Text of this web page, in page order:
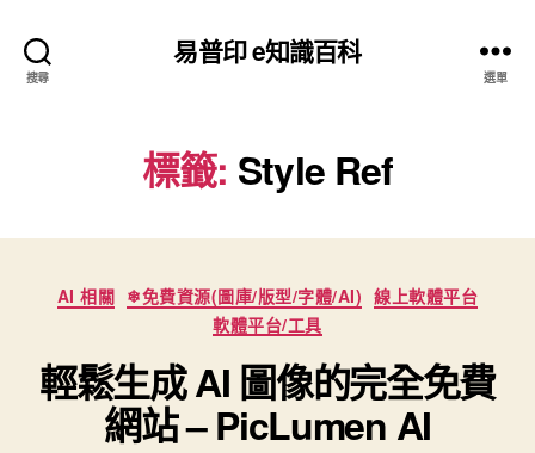
搜尋
易普印 e知識百科
選單
標籤: Style Ref
分
類
AI 相關 ❄免費資源(圖庫/版型/字體/AI) 線上軟體平台
軟體平台/工具
輕鬆生成 AI 圖像的完全免費
網站 – PicLumen AI